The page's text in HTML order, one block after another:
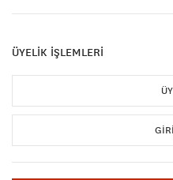
ÜYELİK İŞLEMLERİ